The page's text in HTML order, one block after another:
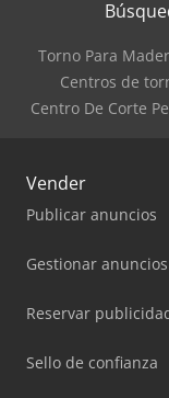
Torno Para
Centros de
Centro De Corte
Vender
Publicar anuncios
Gestionar anuncios
Reservar
Sello de confianza